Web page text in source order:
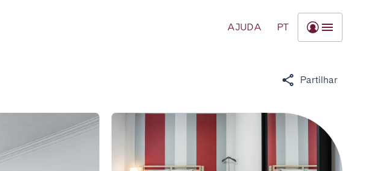
AJUDA PT
Partilhar